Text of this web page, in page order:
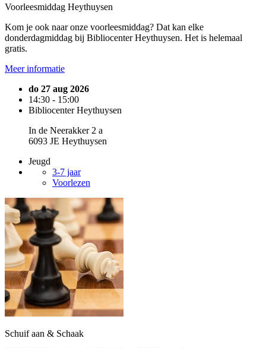
Voorleesmiddag Heythuysen
Kom je ook naar onze voorleesmiddag? Dat kan elke
donderdagmiddag bij Bibliocenter Heythuysen. Het is helemaal
gratis.
Meer informatie
do 27 aug 2026
14:30 - 15:00
Bibliocenter Heythuysen
In de Neerakker 2 a
6093 JE Heythuysen
Jeugd
3-7 jaar
Voorlezen
Schuif aan & Schaak